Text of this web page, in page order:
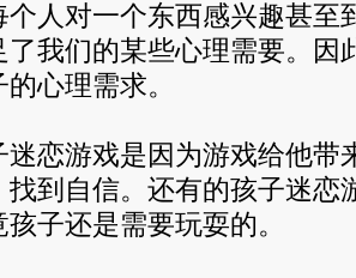
个人对一个东西感兴趣甚至
了我们的某些心理需要。因
心理需求。
游戏是因为游戏给他带
找到自信。还有的孩子迷恋
子还是需要玩耍的。